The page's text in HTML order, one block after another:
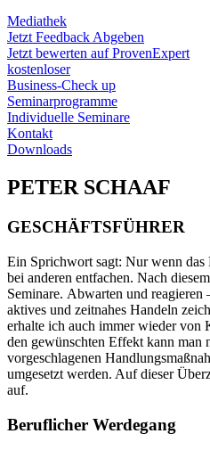
Mediathek
Jetzt Feedback Abgeben
Jetzt bewerten auf ProvenExpert
kostenloser
Business-Check up
Seminarprogramme
Individuelle Seminare
Kontakt
Downloads
PETER SCHAAF
GESCHÄFTSFÜHRER
Ein Sprichwort sagt: Nur wenn das
bei anderen entfachen. Nach
Seminare. Abwarten und reagieren
aktives und zeitnahes Handeln
erhalte ich auch immer wieder von
den gewünschten Effekt kann man
vorgeschlagenen
umgesetzt werden. Auf dieser
auf.
Beruflicher Werdegang